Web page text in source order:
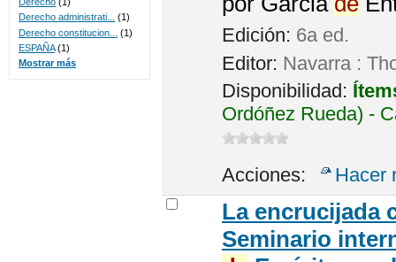
Edición: 6a ed.
Editor: Navarra :
Disponibilidad:
Ordóñez Rueda) -
Acciones: Hacer
La encrucijada
Seminario
Derecho administrati... (1)
Derecho constitucion...
(1)
ESPAÑA (1)
Mostrar más